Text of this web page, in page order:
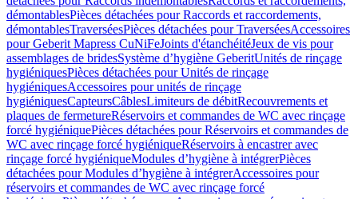
démontablesPièces détachées pour Raccords et raccordements,
démontablesTraverséesPièces détachées pour TraverséesAccessoires
pour Geberit Mapress CuNiFeJoints d'étanchéitéJeux de vis pour
assemblages de bridesSystème d’hygiène GeberitUnités de rinçage
hygiéniquesPièces détachées pour Unités de rinçage
hygiéniquesAccessoires pour unités de rinçage
hygiéniquesCapteursCâblesLimiteurs de débitRecouvrements et
plaques de fermetureRéservoirs et commandes de WC avec rinçage
forcé hygiéniquePièces détachées pour Réservoirs et commandes de
WC avec rinçage forcé hygiéniqueRéservoirs à encastrer avec
rinçage forcé hygiéniqueModules d’hygiène à intégrerPièces
détachées pour Modules d’hygiène à intégrerAccessoires pour
réservoirs et commandes de WC avec rinçage forcé